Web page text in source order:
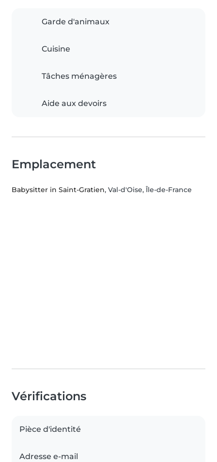
Garde d'animaux
Cuisine
Tâches ménagères
Aide aux devoirs
Emplacement
Babysitter in Saint-Gratien, Val-d'Oise, Île-de-France
Vérifications
Pièce d'identité
Adresse e-mail